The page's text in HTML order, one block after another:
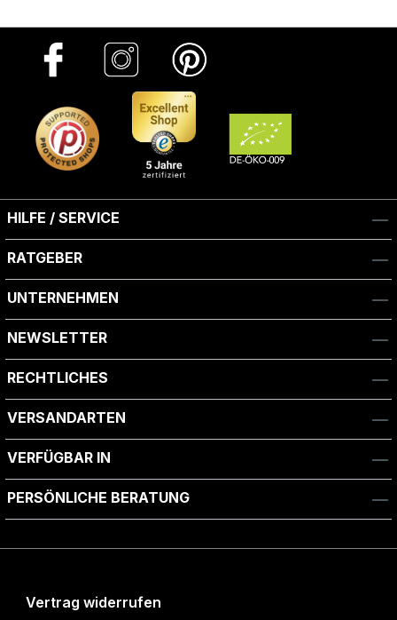
HILFE / SERVICE
RATGEBER
UNTERNEHMEN
NEWSLETTER
RECHTLICHES
VERSANDARTEN
VERFÜGBAR IN
PERSÖNLICHE BERATUNG
Vertrag widerrufen